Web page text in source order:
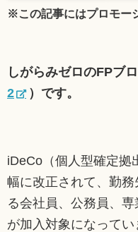
※この記事にはプロモー
しがらみゼロのFPブ
2
）です。
iDeCo（個人型確定拠
幅に改正されて、勤
る会社員、公務員、
が加入対象になってい